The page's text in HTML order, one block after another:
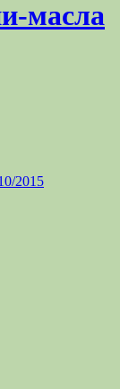
масла
2015